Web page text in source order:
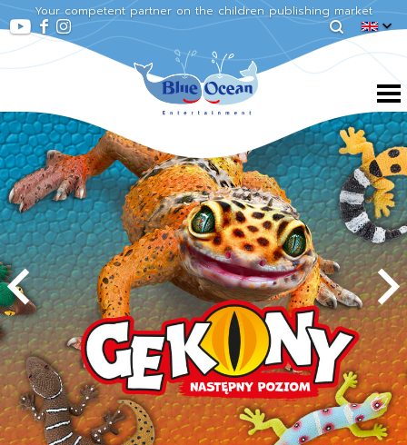
Your competent partner on the children publishing market